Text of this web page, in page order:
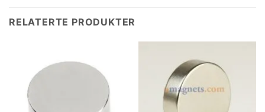
RELATERTE PRODUKTER